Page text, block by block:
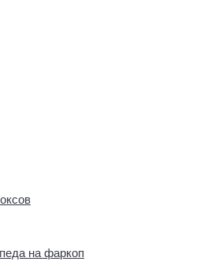
на фаркоп